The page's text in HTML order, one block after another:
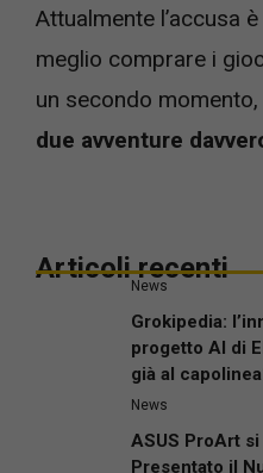
Attualmente l’accusa
meglio comprare i
un secondo
due avventure
Articoli recenti
News
Grokipedia:
progetto AI di
già al
News
ASUS ProArt
Presentato il